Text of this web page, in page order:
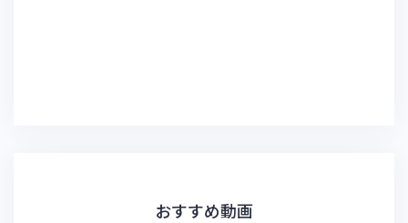
おすすめ動画